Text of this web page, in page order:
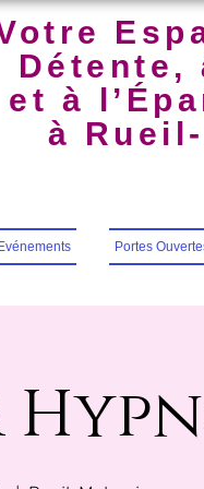
Détente,
et à
à
Evénements Portes